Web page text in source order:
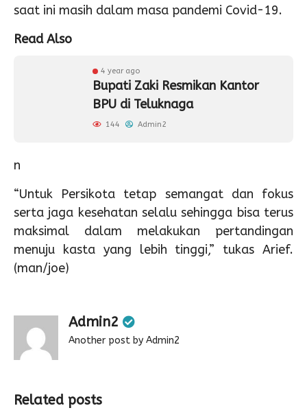
saat ini masih dalam masa pandemi Covid-19.
Read Also
4 year ago
Bupati Zaki Resmikan Kantor
BPU di Teluknaga
144 Admin2
n
“Untuk Persikota tetap semangat dan fokus
serta jaga kesehatan selalu sehingga bisa terus
maksimal dalam melakukan pertandingan
menuju kasta yang lebih tinggi,” tukas Arief.
(man/joe)
Admin2
Another post by Admin2
Related posts